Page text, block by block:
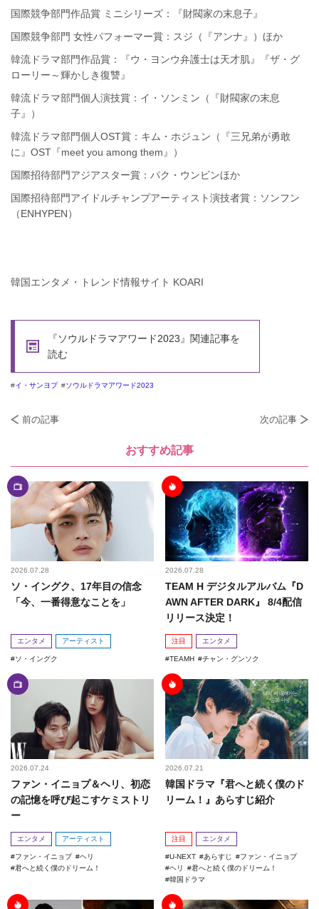
国際競争部門作品賞 ミニシリーズ：『財閥家の末息子』
国際競争部門 女性パフォーマー賞：スジ（『アンナ』）ほか
韓流ドラマ部門作品賞：『ウ・ヨンウ弁護士は天才肌』『ザ・グ
ローリー～輝かしき復讐』
韓流ドラマ部門個人演技賞：イ・ソンミン（『財閥家の末息
子』）
韓流ドラマ部門個人OST賞：キム・ホジュン（『三兄弟が勇敢
に』OST『meet you among them』）
国際招待部門アジアスター賞：パク・ウンビンほか
国際招待部門アイドルチャンプアーティスト演技者賞：ソンフン
（ENHYPEN）
韓国エンタメ・トレンド情報サイト KOARI
『ソウルドラマアワード2023』関連記事を
読む
イ・サンヨプ ソウルドラマアワード2023
前の記事 次の記事
おすすめ記事
2026.07.28
ソ・イングク、17年目の信念
「今、一番得意なことを」
エンタメ アーティスト
ソ・イングク
2026.07.28
TEAM H デジタルアルバム『D
AWN AFTER DARK』 8/4配信
リリース決定！
注目 エンタメ
TEAMH チャン・グンソク
2026.07.24
ファン・イニョプ＆ヘリ、初恋
の記憶を呼び起こすケミストリ
ー
エンタメ アーティスト
ファン・イニョプ
ヘリ
君へと続く僕のドリーム！
2026.07.21
韓国ドラマ『君へと続く僕のド
リーム！』あらすじ紹介
注目 エンタメ
U-NEXT あらすじ
ファン・イニョプ
ヘリ
君へと続く僕のドリーム！
韓国ドラマ